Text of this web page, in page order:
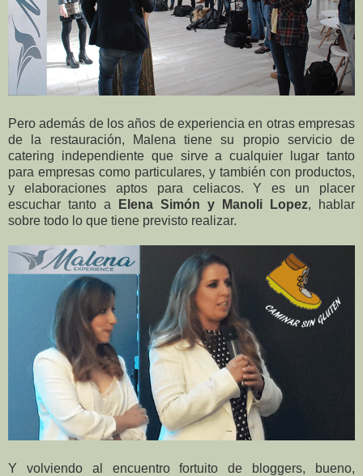
Pero además de los años de experiencia en otras empresas
de la restauración, Malena tiene su propio servicio de
catering independiente que sirve a cualquier lugar tanto
para empresas como particulares, y también con productos,
y elaboraciones aptos para celiacos. Y es un placer
escuchar tanto a
Elena Simón y Manoli Lopez, hablar
sobre todo lo que tiene previsto realizar.
Y volviendo al encuentro fortuito de bloggers, bueno,